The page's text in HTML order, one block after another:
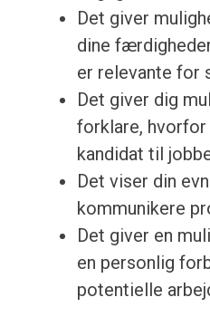
Det giver
dine
er relevante for
Det giver dig
forklare,
kandidat til
Det viser din
kommunikere
Det giver en
en personlig
potentielle